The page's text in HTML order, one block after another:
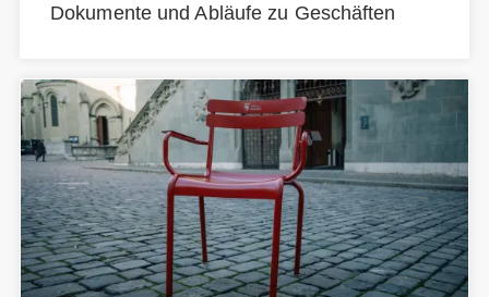
Dokumente und Abläufe zu Geschäften